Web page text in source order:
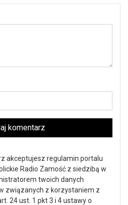
komentarz
akceptujesz regulamin portalu
Radio Zamość z siedzibą w
twoich danych
związanych z korzystaniem z
24 ust. 1 pkt 3 i 4 ustawy o